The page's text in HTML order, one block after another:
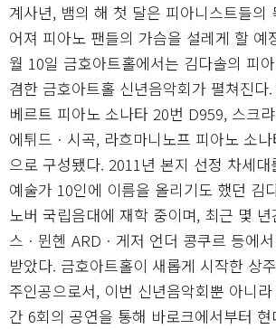
계사년, 뱀의 해 첫 달은 피아니스트들의
어져 피아노 팬들의 가슴을 설레게 할 예
월 10일 금호아트홀에서는 김다솔의 피
겸한 금호아트홀 신년음악회가 펼쳐진다
베르트 피아노 소나타 20번 D959, 스크
에튀드ㆍ시곡, 라흐마니노프 피아노 소
으로 구성됐다. 2011년 본지 선정 차세대
예술가 10인에 이름을 올리기도 했던 김
노버 국립음대에 재학 중이며, 최근 몇
스ㆍ뮌헨 ARDㆍ게저 언더 콩쿠르 등에
받았다. 금호아트홀이 새롭게 시작한 상
주인공으로서, 이번 신년음악회뿐 아니
간 6회의 공연을 통해 바로크에서부터